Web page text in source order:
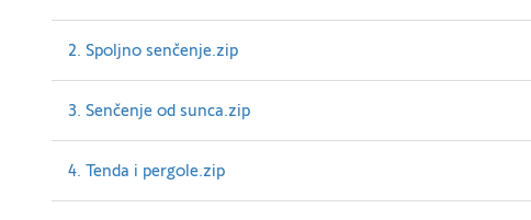
2. Spoljno senčenje.zip
3. Senčenje od sunca.zip
4. Tenda i pergole.zip